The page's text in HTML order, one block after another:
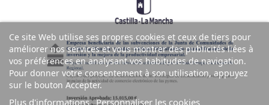
Ce site Web utilise ses propres cookies et ceux de tiers pour
améliorer nos services et vous montrer des publicités liées à
vos préférences en analysant vos habitudes de navigation.
Pour donner votre consentement à son utilisation, appuyez
sur le bouton Accepter.
Plus d'informations Personnaliser les cookies